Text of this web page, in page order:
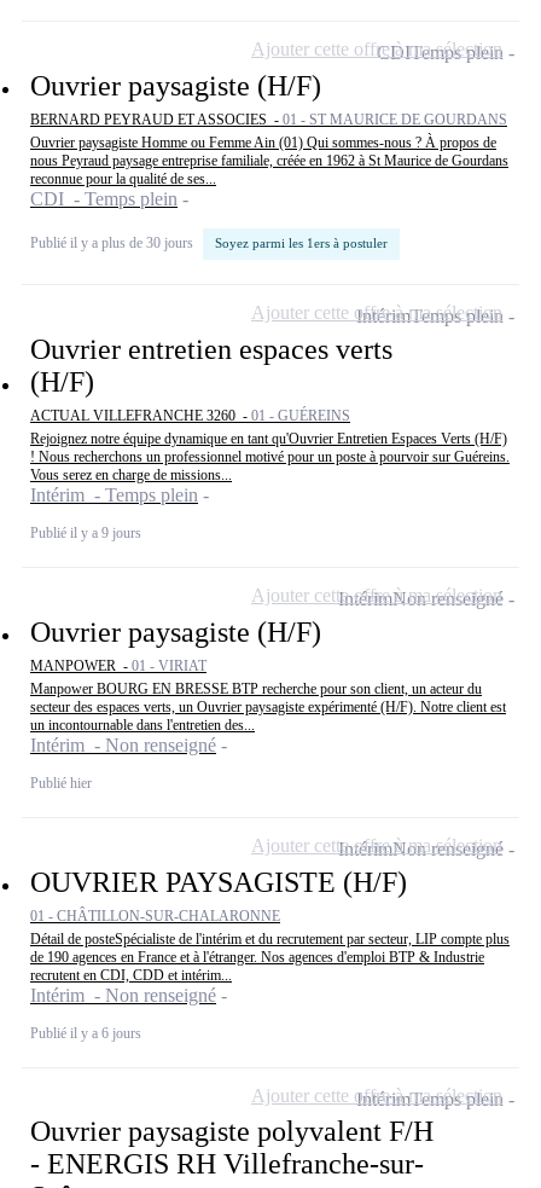
Ouvrier paysagiste (H/F)
BERNARD PEYRAUD ET ASSOCIES - 01 - ST MAURICE DE GOURDANS
Ouvrier paysagiste Homme ou Femme Ain (01) Qui sommes-nous ? À propos de
nous Peyraud paysage entreprise familiale, créée en 1962 à St Maurice de Gourdans
reconnue pour la qualité de ses...
CDI - Temps plein
Publié il y a plus de 30 jours Soyez parmi les 1ers à postuler
CDITemps plein
Ajouter cette offre à ma sélection
Ouvrier entretien espaces verts
(H/F)
ACTUAL VILLEFRANCHE 3260 - 01 - GUÉREINS
Rejoignez notre équipe dynamique en tant qu'Ouvrier Entretien Espaces Verts (H/F)
! Nous recherchons un professionnel motivé pour un poste à pourvoir sur Guéreins.
Vous serez en charge de missions...
Intérim - Temps plein
Publié il y a 9 jours
IntérimTemps plein
Ajouter cette offre à ma sélection
Ouvrier paysagiste (H/F)
MANPOWER - 01 - VIRIAT
Manpower BOURG EN BRESSE BTP recherche pour son client, un acteur du
secteur des espaces verts, un Ouvrier paysagiste expérimenté (H/F). Notre client est
un incontournable dans l'entretien des...
Intérim - Non renseigné
Publié hier
IntérimNon renseigné
Ajouter cette offre à ma sélection
OUVRIER PAYSAGISTE (H/F)
01 - CHÂTILLON-SUR-CHALARONNE
Détail de posteSpécialiste de l'intérim et du recrutement par secteur, LIP compte plus
de 190 agences en France et à l'étranger. Nos agences d'emploi BTP & Industrie
recrutent en CDI, CDD et intérim...
Intérim - Non renseigné
Publié il y a 6 jours
IntérimNon renseigné
Ajouter cette offre à ma sélection
Ouvrier paysagiste polyvalent F/H
- ENERGIS RH Villefranche-sur-
IntérimTemps plein
Ajouter cette offre à ma sélection